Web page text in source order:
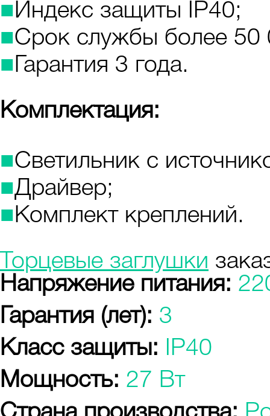
■ Индекс защиты IP40;
■Срок службы более 50
■ Гарантия 3 года.
Комплектация:
■Светильник с
■Драйвер;
■ Комплект креплений.
Торцевые заглушки
Напряжение питания:
Гарантия (лет): 3
Класс защиты:
IP40
Мощность: 27 Вт